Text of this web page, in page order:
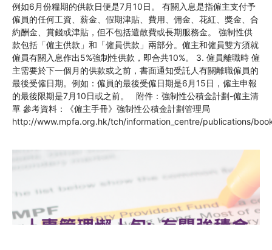
例如6月份糧期的供款日便是7月10日。 有關入息是指僱主支付予
僱員的任何工資、薪金、假期津貼、費用、佣金、花紅、獎金、合
約酬金、賞錢或津貼，但不包括遣散費或長期服務金。 強制性供
款包括「僱主供款」和「僱員供款」兩部分。僱主和僱員雙方須就
僱員有關入息作出5%強制性供款，即合共10%。 3. 僱員離職時 僱
主需要於下一個月的供款或之前，書面通知受託人有關離職僱員的
最後受僱日期。例如：僱員的最後受僱日期是6月15日，僱主申報
的最後限期是7月10日或之前。 附件：強制性公積金計劃-僱主清
單 參考資料：《僱主手冊》強制性公積金計劃管理局
http://www.mpfa.org.hk/tch/information_centre/publications/